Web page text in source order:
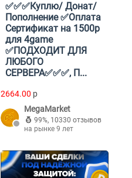
✅✅✅Куплю/ Донат/
Пополнение ✅Оплата
Сертификат на 1500р
для 4game
✅ПОДХОДИТ ДЛЯ
ЛЮБОГО
СЕРВЕРА✅✅✅, П...
2664.00 p
MegaMarket
99%, 10330 отзывов
на рынке 9 лет